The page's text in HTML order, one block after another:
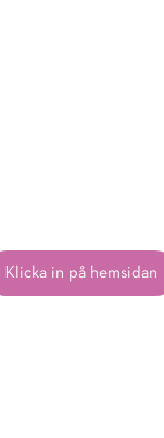
Klicka in på hemsidan